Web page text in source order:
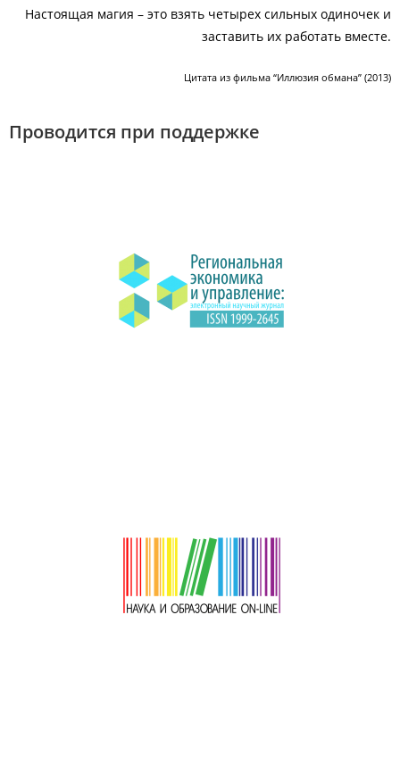
Настоящая магия – это взять четырех сильных одиночек и
заставить их работать вместе.
Цитата из фильма “Иллюзия обмана” (2013)
Проводится при поддержке